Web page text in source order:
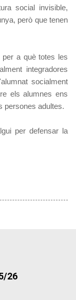
social invisible,
però que tenen
a què totes les
integradores
socialment
els alumnes ens
persones adultes.
per defensar la
26